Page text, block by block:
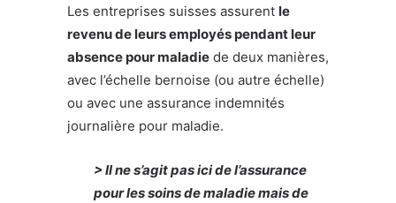
Les entreprises suisses assurent le
revenu de leurs employés pendant leur
absence pour maladie de deux manières,
avec l’échelle bernoise (ou autre échelle)
ou avec une assurance indemnités
journalière pour maladie.
> Il ne s’agit pas ici de l’assurance
pour les soins de maladie mais de